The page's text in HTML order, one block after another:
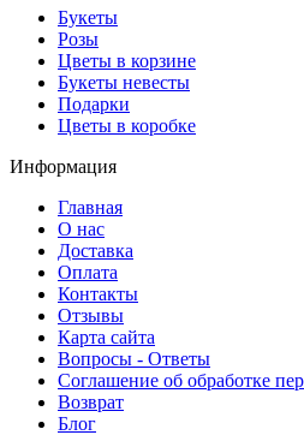
Букеты
Розы
Цветы в корзине
Букеты невесты
Подарки
Цветы в коробке
Информация
Главная
О нас
Доставка
Оплата
Контакты
Отзывы
Карта сайта
Вопросы - Ответы
Соглашение об обработке
Возврат
Блог